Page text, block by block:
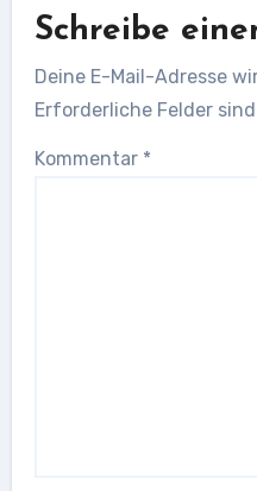
Schreibe
Deine E-Mail-Adresse
Erforderliche Felder
Kommentar *